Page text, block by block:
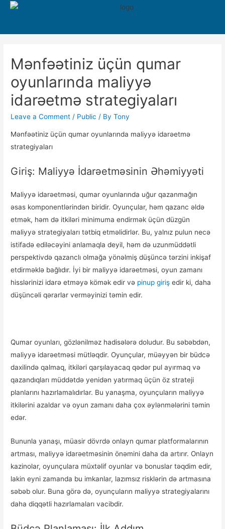
Mənfəətiniz üçün qumar
oyunlarında maliyyə
idarəetmə strategiyaları
Leave a Comment / Public / ByTony
Mənfəətiniz üçün qumar oyunlarında maliyyə idarəetmə
strategiyaları
Giriş: Maliyyə İdarəetməsinin Əhəmiyyəti
Maliyyə idarəetməsi, qumar oyunlarında uğur qazanmağın
əsas komponentlərindən biridir. Oyunçular, həm qazanc əldə
etmək, həm də itkiləri minimuma endirmək üçün düzgün
maliyyə strategiyaları tətbiq etməlidirlər. Bu, yalnız pulun necə
istifadə ediləcəyini anlamaqla deyil, həm də uzunmüddətli
perspektivdə qazanclı olmağa yönəlmiş düşüncə tərzini inkişaf
etdirməklə bağlıdır. İyi bir maliyyə idarəetməsi, oyun zamanı
hisslərinizi idarə etməyə kömək edir və pinup giriş edir ki, daha
düşüncəli qərarlar verməyinizi təmin edir.
Qumar oyunları, gözlənilməz hadisələrə doludur. Bu səbəbdən,
maliyyə idarəetməsi mütləqdir. Oyunçular, müəyyən bir büdcə
daxilində qalmaq, itkiləri qarşılayacaq qədər pul ayırmaq və
qazandıqları müddətdə yenidən yatırmaq üçün öz strateji
planlarını hazırlamalıdırlar. Bu yanaşma, oyunçuların maliyyə
itkilərini azaldar və oyun zamanı daha çox əylənmələrini təmin
edər.
Bununla yanaşı, müasir dövrdə onlayn qumar platformalarının
artması, maliyyə idarəetməsinin önəmini daha da artırır. Onlayn
kazinolar, oyunçulara müxtəlif oyunlar və bonuslar təqdim edir,
lakin eyni zamanda bu imkanlar, lazımsız risklərin də artmasına
səbəb olur. Buna görə də, oyunçuların maliyyə strategiyalarını
daha diqqətli hazırlamaları vacibdir.